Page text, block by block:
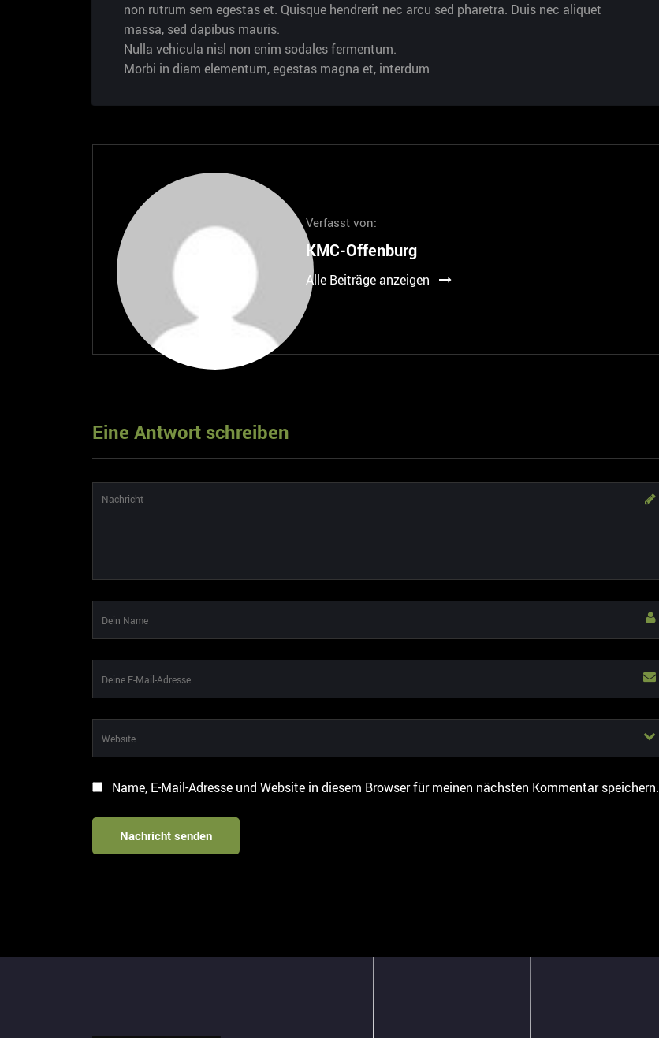
non rutrum sem egestas et. Quisque hendrerit nec arcu sed pharetra. Duis nec aliquet
massa, sed dapibus mauris.
Nulla vehicula nisl non enim sodales fermentum.
Morbi in diam elementum, egestas magna et, interdum
Verfasst von:
KMC-Offenburg
Alle Beiträge anzeigen
Eine Antwort schreiben
Name, E-Mail-Adresse und Website in diesem Browser für meinen nächsten Kommentar speichern.